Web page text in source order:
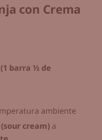
con Crema
(1 barra ½ de
ambiente
(sour cream) a